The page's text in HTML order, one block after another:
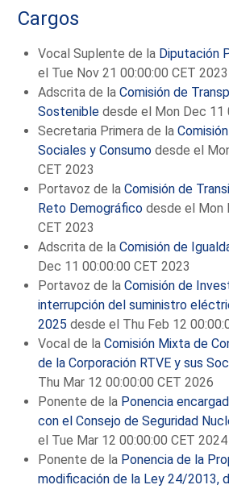
Cargos
Vocal Suplente de la Diputación
el Tue Nov 21 00:00:00 CET 2023
Adscrita de laComisión de
Sostenible desde el Mon Dec 11
Secretaria Primera de la
Sociales y Consumo desde el
CET 2023
Portavoz de laComisión de
Reto Demográfico desde el Mon
CET 2023
Adscrita de laComisión de
Dec 11 00:00:00 CET 2023
Portavoz de laComisión de
interrupción del suministro
2025 desde el Thu Feb 12
Vocal de laComisión Mixta de
de la Corporación RTVE y sus
Thu Mar 12 00:00:00 CET 2026
Ponente de la Ponencia
con el Consejo de Seguridad
el Tue Mar 12 00:00:00 CET 2024
Ponente de la Ponencia de la
modificación de la Ley 24/2013,